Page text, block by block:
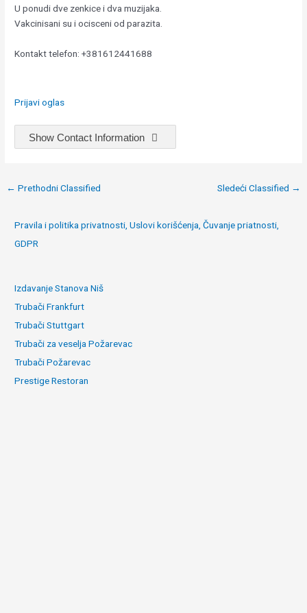
U ponudi dve zenkice i dva muzijaka.
Vakcinisani su i ocisceni od parazita.
Kontakt telefon: +381612441688
Prijavi oglas
Show Contact Information
Post
← Prethodni Classified Sledeći Classified →
Pravila i politika privatnosti, Uslovi korišćenja, Čuvanje priatnosti,
GDPR
Izdavanje Stanova Niš
Trubači Frankfurt
Trubači Stuttgart
Trubači za veselja Požarevac
Trubači Požarevac
Prestige Restoran